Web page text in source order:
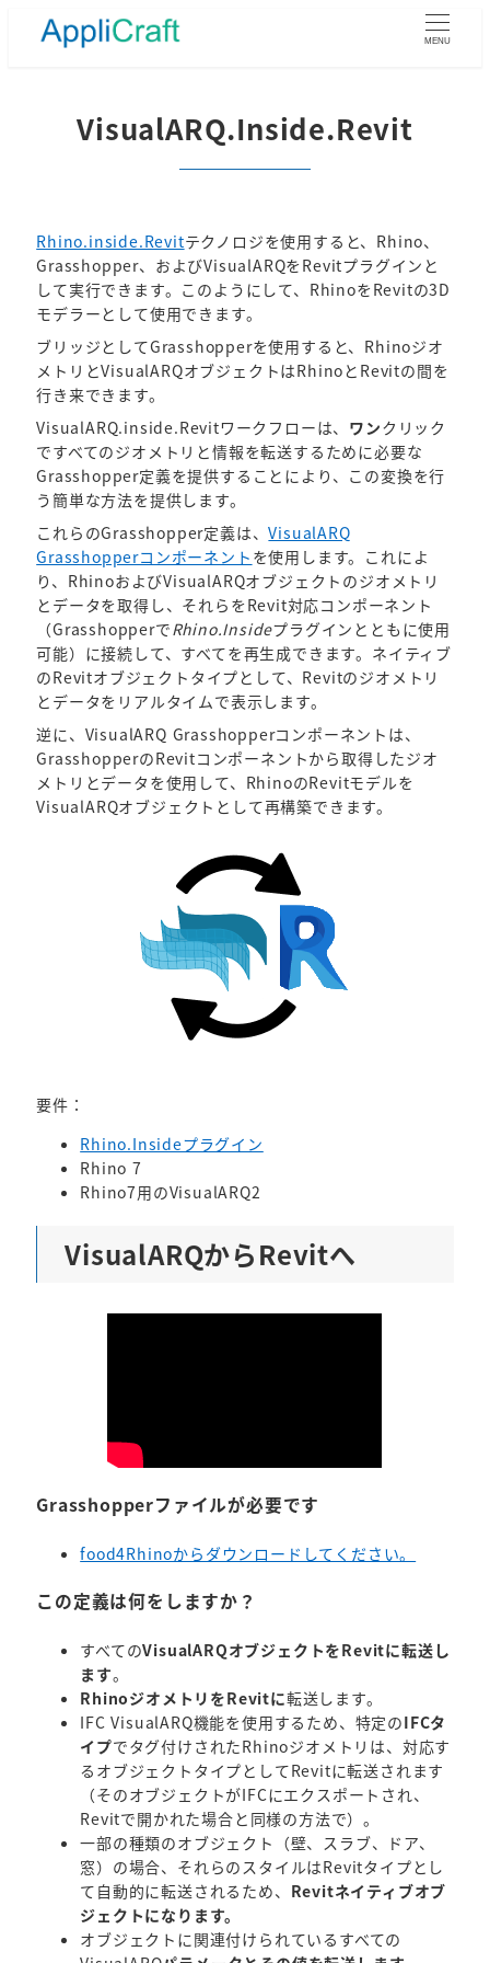
MENU
VisualARQ.Inside.Revit
Rhino.inside.Revitテクノロジを使用すると、Rhino、
Grasshopper、およびVisualARQをRevitプラグインと
して実行できます。このようにして、RhinoをRevitの3D
モデラーとして使用できます。
ブリッジとしてGrasshopperを使用すると、Rhinoジオ
メトリとVisualARQオブジェクトはRhinoとRevitの間を
行き来できます。
VisualARQ.inside.Revitワークフローは、 ワンクリック
ですべてのジオメトリと情報を転送するために必要な
Grasshopper定義を提供することにより、この変換を行
う簡単な方法を提供します。
これらのGrasshopper定義は、VisualARQ
Grasshopperコンポーネント を使用します。これによ
り、RhinoおよびVisualARQオブジェクトのジオメトリ
とデータを取得し、それらをRevit対応コンポーネント
（GrasshopperでRhino.Insideプラグインとともに使用
可能）に接続して、すべてを再生成できます。ネイティブ
のRevitオブジェクトタイプとして、Revitのジオメトリ
とデータをリアルタイムで表示します。
逆に、VisualARQ Grasshopperコンポーネントは、
GrasshopperのRevitコンポーネントから取得したジオ
メトリとデータを使用して、RhinoのRevitモデルを
VisualARQオブジェクトとして再構築できます。
要件：
Rhino.Insideプラグイン
Rhino 7
Rhino7用のVisualARQ2
VisualARQからRevitへ
Grasshopperファイルが必要です
food4Rhinoからダウンロードしてください。
この定義は何をしますか？
すべてのVisualARQオブジェクトをRevitに転送し
ます。
RhinoジオメトリをRevitに転送します。
IFC VisualARQ機能を使用するため、特定のIFCタ
イプでタグ付けされたRhinoジオメトリは、対応す
るオブジェクトタイプとしてRevitに転送されます
（そのオブジェクトがIFCにエクスポートされ、
Revitで開かれた場合と同様の方法で）。
一部の種類のオブジェクト（壁、スラブ、ドア、
窓）の場合、それらのスタイルはRevitタイプとし
て自動的に転送されるため、 Revitネイティブオブ
ジェクトになります。
オブジェクトに関連付けられているすべての